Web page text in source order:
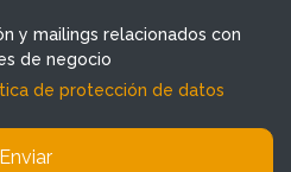
y mailings relacionados con
de negocio
de protección de datos
Enviar